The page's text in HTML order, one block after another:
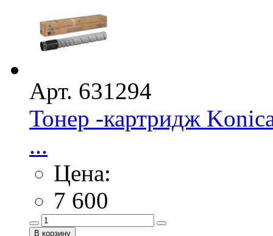
Арт. 631294
Тонер -картридж
...
Цена:
7 600